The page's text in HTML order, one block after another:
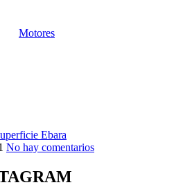
Motores
Ebara
No hay comentarios